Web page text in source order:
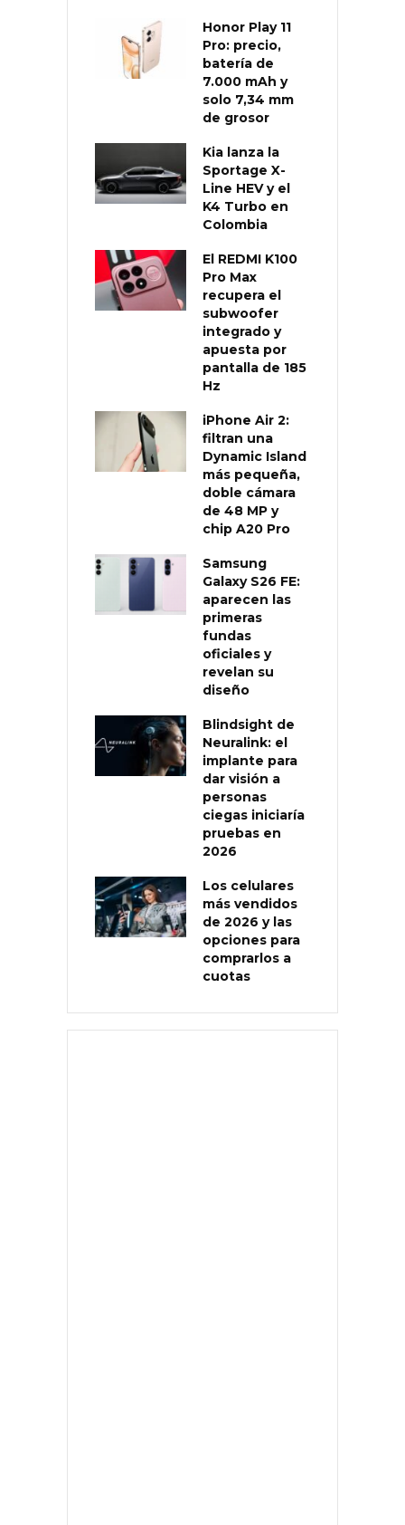
Honor Play 11
Pro: precio,
batería de
7.000 mAh y
solo 7,34 mm
de grosor
Kia lanza la
Sportage X-
Line HEV y el
K4 Turbo en
Colombia
El REDMI K100
Pro Max
recupera el
subwoofer
integrado y
apuesta por
pantalla de 185
Hz
iPhone Air 2:
filtran una
Dynamic Island
más pequeña,
doble cámara
de 48 MP y
chip A20 Pro
Samsung
Galaxy S26 FE:
aparecen las
primeras
fundas
oficiales y
revelan su
diseño
Blindsight de
Neuralink: el
implante para
dar visión a
personas
ciegas iniciaría
pruebas en
2026
Los celulares
más vendidos
de 2026 y las
opciones para
comprarlos a
cuotas